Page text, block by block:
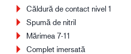
Căldură de contact nivel 1
Spumă de nitril
Mărimea 7-11
Complet imersată